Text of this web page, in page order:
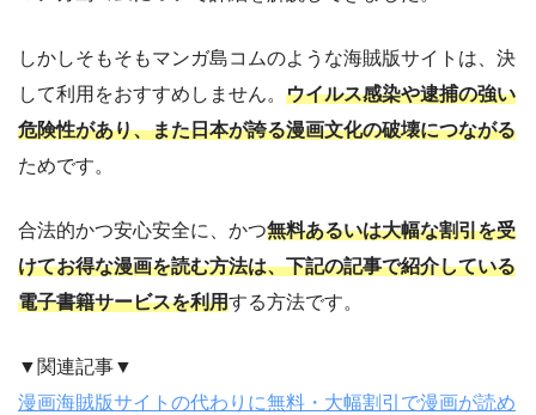
しかしそもそもマンガ島コムのような海賊版サイトは、決
して利用をおすすめしません。 ウイルス感染や逮捕の強い
危険性があり、また日本が誇る漫画文化の破壊につながる
ためです。
合法的かつ安心安全に、かつ無料あるいは大幅な割引を受
けてお得な漫画を読む方法は、下記の記事で紹介している
電子書籍サービスを利用する方法です。
▼関連記事▼
漫画海賊版サイトの代わりに無料・大幅割引で漫画が読め